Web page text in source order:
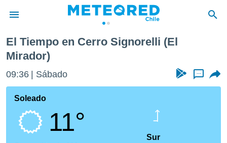
de
para
la
calidad.
a este
El Tiempo en Cerro Signorelli (El
Mirador)
09:36 Sábado ...
Soleado
11°
Sur